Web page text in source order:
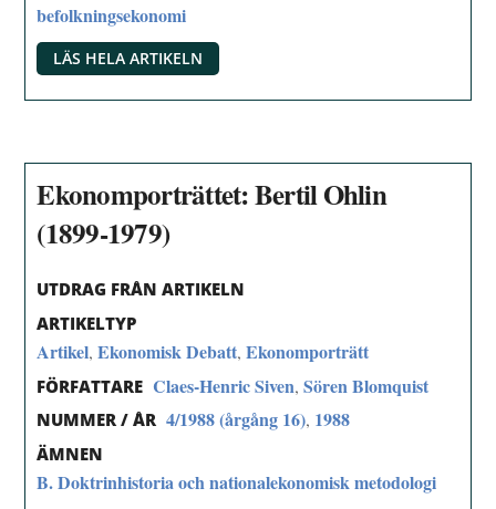
befolkningsekonomi
LÄS HELA ARTIKELN
Ekonomporträttet: Bertil Ohlin
(1899-1979)
UTDRAG FRÅN ARTIKELN
ARTIKELTYP
Artikel,Ekonomisk Debatt,Ekonomporträtt
FÖRFATTARE Claes-Henric Siven,Sören Blomquist
NUMMER / ÅR 4/1988 (årgång 16), 1988
ÄMNEN
B. Doktrinhistoria och nationalekonomisk metodologi